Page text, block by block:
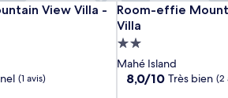
View Villa -
View Villa - Gecko
(1 avis)
Room-effie
Villa
Room-effie
Hébergement
2.0 étoiles
Mahé Island
8.0
8,0/10 Très bien (2